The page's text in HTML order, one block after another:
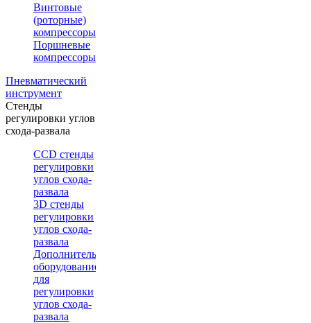
Винтовые
(роторные)
компрессоры
Поршневые
компрессоры
Пневматический
инструмент
Стенды
регулировки углов
схода-развала
CCD стенды
регулировки
углов схода-
развала
3D стенды
регулировки
углов схода-
развала
Дополнительное
оборудование
для
регулировки
углов схода-
развала